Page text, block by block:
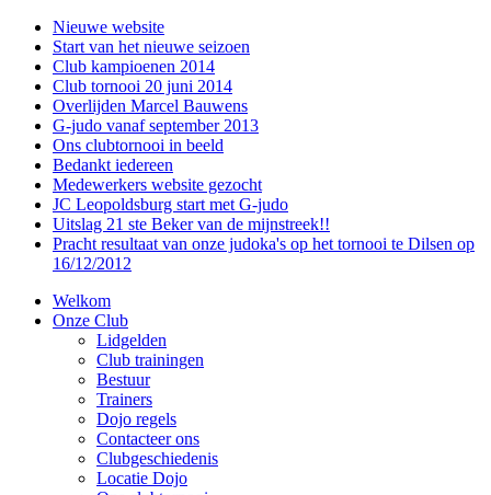
Nieuwe website
Start van het nieuwe seizoen
Club kampioenen 2014
Club tornooi 20 juni 2014
Overlijden Marcel Bauwens
G-judo vanaf september 2013
Ons clubtornooi in beeld
Bedankt iedereen
Medewerkers website gezocht
JC Leopoldsburg start met G-judo
Uitslag 21 ste Beker van de mijnstreek!!
Pracht resultaat van onze judoka's op het tornooi te Dilsen op
16/12/2012
Welkom
Onze Club
Lidgelden
Club trainingen
Bestuur
Trainers
Dojo regels
Contacteer ons
Clubgeschiedenis
Locatie Dojo